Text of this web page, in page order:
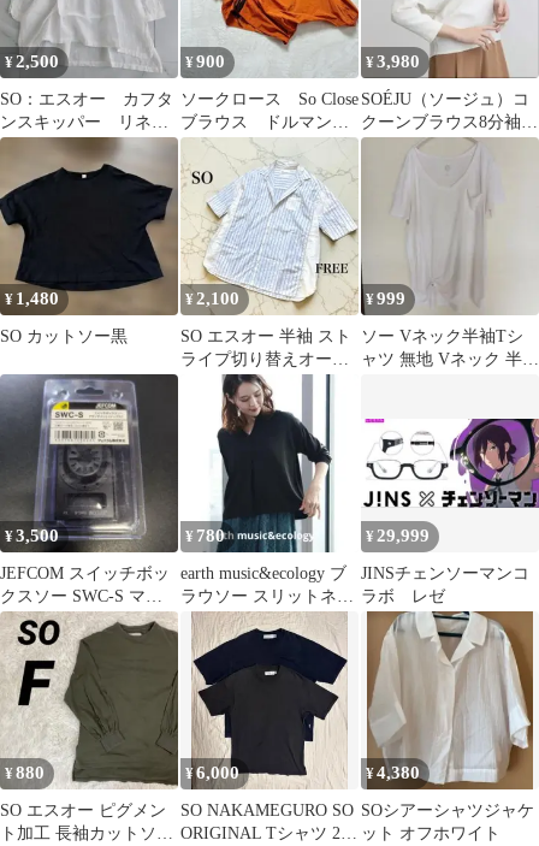
¥2,500
SO：エスオー カフタ
ンスキッパー リネ
ン シャツ ホワイ
ト フリー
¥900
ソークロース So Close
ブラウス ドルマンス
リーブ 7部袖 オレン
ジ
¥3,980
SOÉJU（ソージュ）コ
クーンブラウス8分袖
M ホワイト白 洗え
る カットソー
¥ 1,480
SO カットソー黒
¥2,100
SO エスオー 半袖 スト
ライプ切り替えオーバ
ーシャツ ホワイト ブル
¥999
ソー Vネック半袖Tシ
ャツ 無地 Vネック 半袖
¥3,500
JEFCOM スイッチボッ
クスソー SWC-S マル
チツール対応
¥ 780
earth music&ecology ブ
ラウソー スリットネッ
ク 長袖 黒 F
¥ 29,999
JINSチェンソーマンコ
ラボ レゼ
¥880
SO エスオー ピグメン
ト加工 長袖カットソー
¥6,000
SO NAKAMEGURO SO
ORIGINAL Tシャツ 2個
¥4,380
SOシアーシャツジャケ
ット オフホワイト